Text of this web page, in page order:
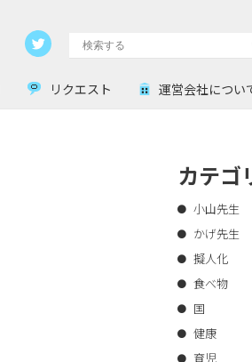
リクエスト 運営会社につい
カテゴ
小山先生
かげ先生
擬人化
食べ物
国
健康
育児